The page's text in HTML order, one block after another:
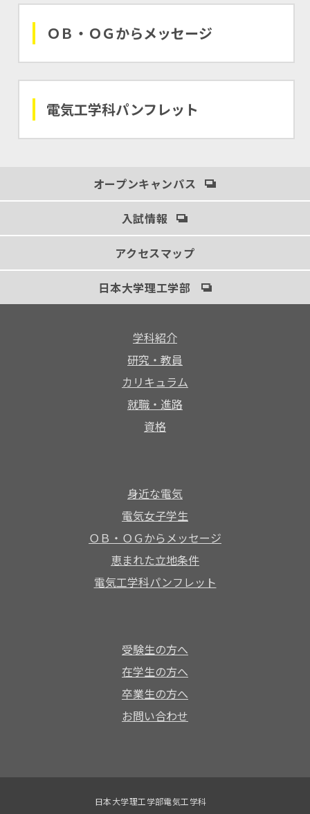
ＯＢ・ＯＧからメッセージ
電気工学科パンフレット
オープンキャンパス
入試情報
アクセスマップ
日本大学理工学部
学科紹介
研究・教員
カリキュラム
就職・進路
資格
身近な電気
電気女子学生
ＯＢ・ＯＧからメッセージ
恵まれた立地条件
電気工学科パンフレット
受験生の方へ
在学生の方へ
卒業生の方へ
お問い合わせ
日本大学理工学部電気工学科